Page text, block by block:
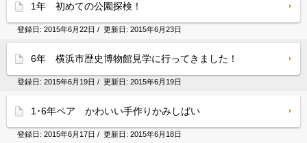
1年 初めての公園探検！
登録日: 2015年6月22日 / 更新日: 2015年6月23日
6年 横浜市歴史博物館見学に行ってきました！
登録日: 2015年6月19日 / 更新日: 2015年6月19日
1･6年ペア かわいい手作りかみしばい
登録日: 2015年6月17日 / 更新日: 2015年6月18日